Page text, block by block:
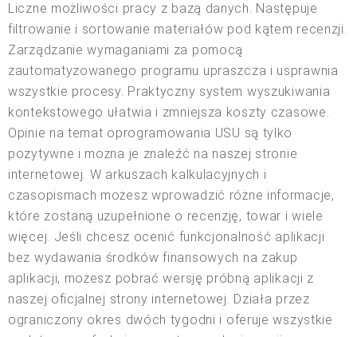
Liczne możliwości pracy z bazą danych. Następuje
filtrowanie i sortowanie materiałów pod kątem recenzji.
Zarządzanie wymaganiami za pomocą
zautomatyzowanego programu upraszcza i usprawnia
wszystkie procesy. Praktyczny system wyszukiwania
kontekstowego ułatwia i zmniejsza koszty czasowe.
Opinie na temat oprogramowania USU są tylko
pozytywne i można je znaleźć na naszej stronie
internetowej. W arkuszach kalkulacyjnych i
czasopismach możesz wprowadzić różne informacje,
które zostaną uzupełnione o recenzję, towar i wiele
więcej. Jeśli chcesz ocenić funkcjonalność aplikacji
bez wydawania środków finansowych na zakup
aplikacji, możesz pobrać wersję próbną aplikacji z
naszej oficjalnej strony internetowej. Działa przez
ograniczony okres dwóch tygodni i oferuje wszystkie